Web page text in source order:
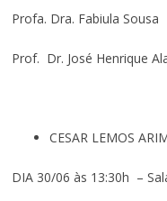
Profa. Dra. Fabiula Sousa
Prof. Dr. José Henrique
CESAR LEMOS
DIA 30/06 às 13:30h –